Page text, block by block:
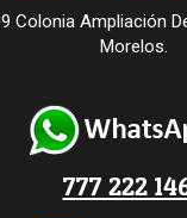
Colonia Ampliación
Morelos.
777 222